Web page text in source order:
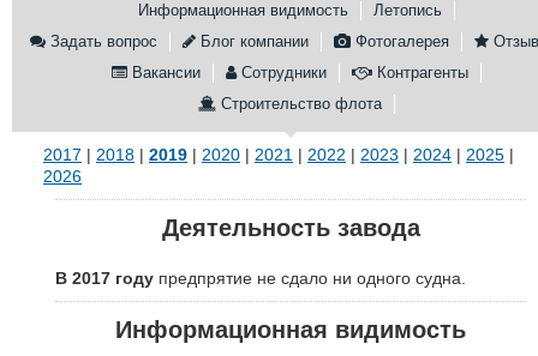
Конференции
Выставки и семинары
Флот
Галерея флота
Форум
Отзывы
Все службы
Информационная видимость
Летопись
Задать вопрос
Блог компании Фотогалерея
Вакансии
Сотрудники
Контрагенты
Строительство флота
2017 | 2018 | 2019 | 2020 | 2021 | 2022 | 2023 | 2024 | 2025 |
2026
Деятельность завода
В 2017 году предпрятие не сдало ни одного судна.
Информационная видимость